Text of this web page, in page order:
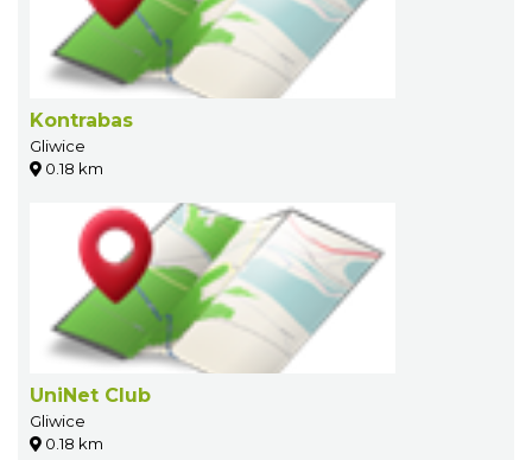
Kontrabas
Gliwice
0.18 km
UniNet Club
Gliwice
0.18 km